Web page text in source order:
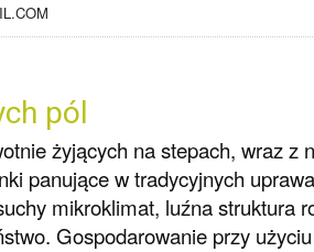
pól
żyjących na stepach, wraz z
panujące w tradycyjnych
mikroklimat, luźna struktura
Gospodarowanie przy